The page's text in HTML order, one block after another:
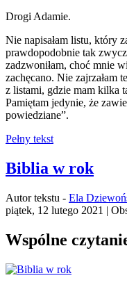
Drogi Adamie.
Nie napisałam listu, który
prawdopodobnie tak
zadzwoniłam, choć mnie
zachęcano. Nie zajrzałam
z listami, gdzie mam kilka
Pamiętam jedynie, że
powiedziane”.
Pełny tekst
Biblia w rok
Autor tekstu - Ela
piątek, 12 lutego 2021 |
Wspólne